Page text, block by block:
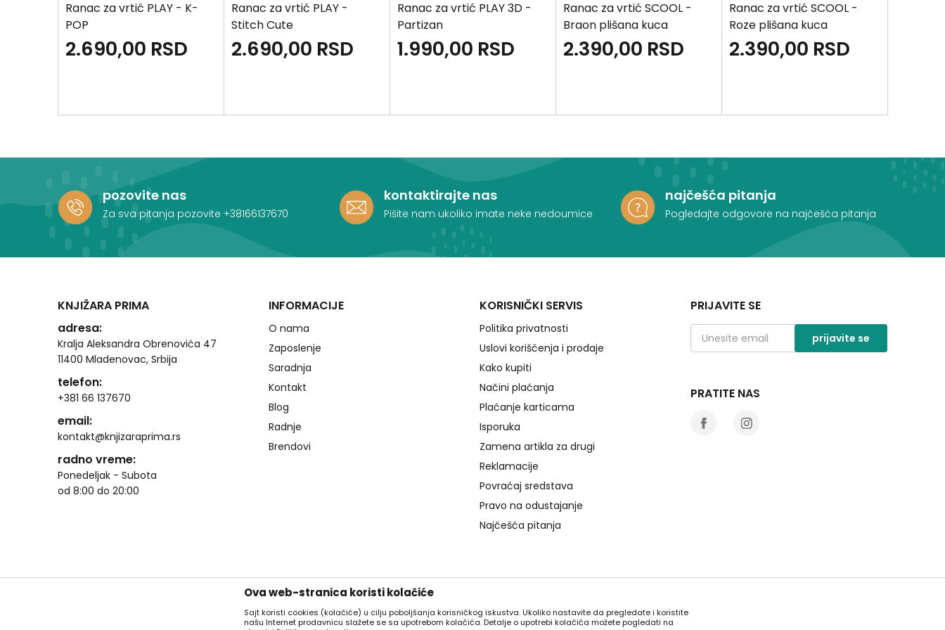
Ranac za vrtić PLAY - K-
POP
2.690,00 RSD
Ranac za vrtić PLAY -
Stitch Cute
2.690,00 RSD
Ranac za vrtić PLAY 3D -
Partizan
1.990,00 RSD
Ranac za vrtić SCOOL -
Braon plišana kuca
2.390,00 RSD
Ranac za vrtić SCOOL -
Roze plišana kuca
2.390,00 RSD
pozovite nas
Za sva pitanja pozovite +38166137670
kontaktirajte nas
Pišite nam ukoliko imate neke nedoumice
najčešća pitanja
Pogledajte odgovore na najčešća pitanja
KNJIŽARA PRIMA
adresa:
Kralja Aleksandra Obrenovića 47
11400 Mladenovac, Srbija
telefon:
+381 66 137670
email:
kontakt@knjizaraprima.rs
radno vreme:
Ponedeljak - Subota
od 8:00 do 20:00
INFORMACIJE
O nama
Zaposlenje
Saradnja
Kontakt
Blog
Radnje
Brendovi
KORISNIČKI SERVIS
Politika privatnosti
Uslovi korišćenja i prodaje
Kako kupiti
Načini plaćanja
Plaćanje karticama
Isporuka
Zamena artikla za drugi
Reklamacije
Povraćaj sredstava
Pravo na odustajanje
Najčešća pitanja
PRIJAVITE SE
prijavite se
PRATITE NAS
Ova web-stranica koristi kolačiće
Sajt koristi cookies (kolačiće) u cilju poboljšanja korisničkog iskustva. Ukoliko nastavite da pregledate i koristite
našu Internet prodavnicu slažete se sa upotrebom kolačića. Detalje o upotrebi kolačića možete pogledati na